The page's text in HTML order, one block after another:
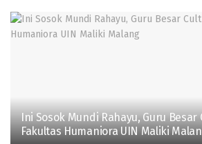
Ini Sosok Mundi Rahayu, Guru Besar
Fakultas Humaniora UIN Maliki